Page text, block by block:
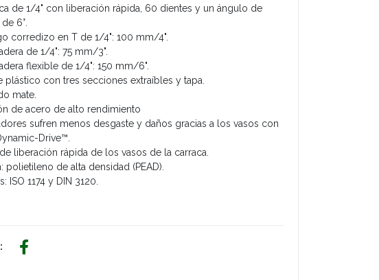
de 1/4" con liberación rápida, 60 dientes y un ángulo de
6°.
corredizo en T de 1/4": 100 mm/4".
de 1/4": 75 mm/3".
flexible de 1/4": 150 mm/6".
plástico con tres secciones extraíbles y tapa.
mate.
de acero de alto rendimiento
sufren menos desgaste y daños gracias a los vasos con
Drive™.
liberación rápida de los vasos de la carraca.
polietileno de alta densidad (PEAD).
ISO 1174 y DIN 3120.